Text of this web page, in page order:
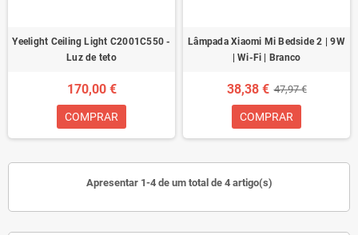
Yeelight Ceiling Light C2001C550 -
Luz de teto
170,00 €
COMPRAR
Lâmpada Xiaomi Mi Bedside 2 | 9W
| Wi-Fi | Branco
38,38 € 47,97 €
COMPRAR
Apresentar 1-4 de um total de 4 artigo(s)